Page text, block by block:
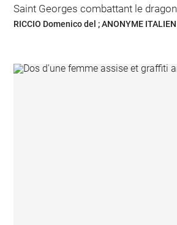
Saint Georges combattant le dragon